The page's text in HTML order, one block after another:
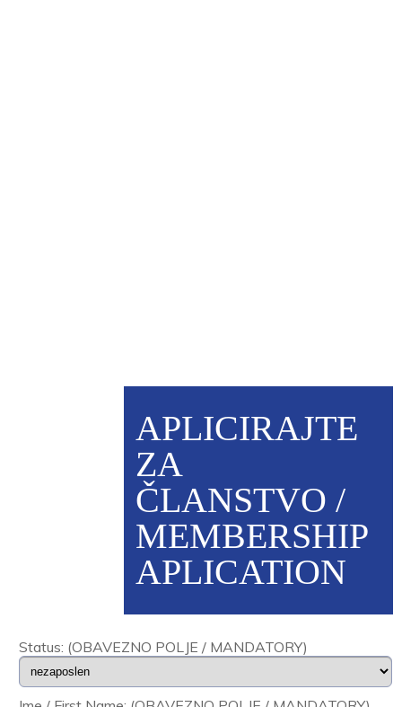
APLICIRAJTE
ZA
ČLANSTVO /
MEMBERSHIP
APLICATION
Status: (OBAVEZNO POLJE / MANDATORY)